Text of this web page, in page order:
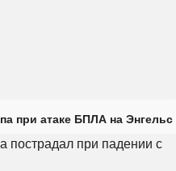
при атаке БПЛА на Энгельс